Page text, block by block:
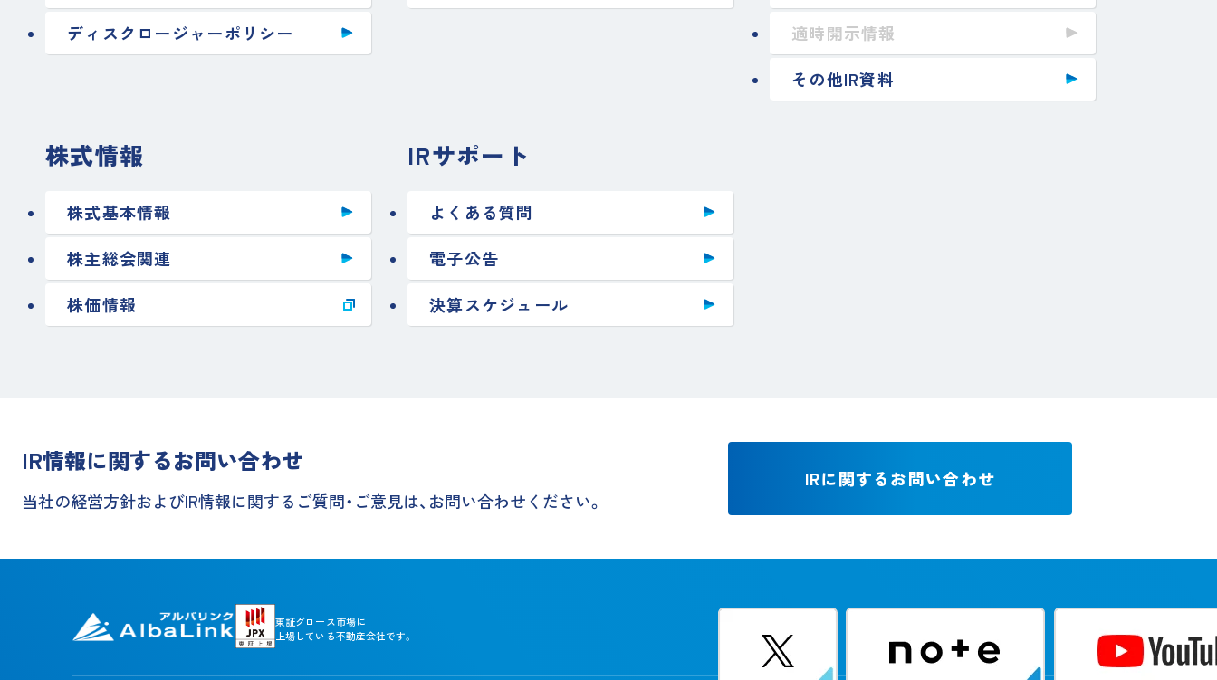
ディスクロージャーポリシー
適時開示情報
その他IR資料
株式情報
株式基本情報
株主総会関連
株価情報
IRサポート
よくある質問
電子公告
決算スケジュール
IR情報に関するお問い合わせ
当社の経営方針およびIR情報に関するご質問・ご意見は、お問い合わせください。
IRに関するお問い合わせ
東証グロース市場に
上場している不動産会社です。